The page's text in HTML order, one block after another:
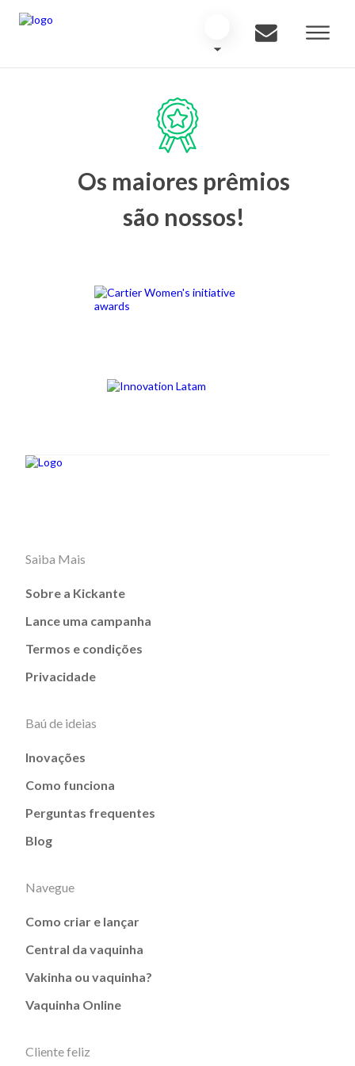
Os maiores prêmios
são nossos!
Saiba Mais
Sobre a Kickante
Lance uma campanha
Termos e condições
Privacidade
Baú de ideias
Inovações
Como funciona
Perguntas frequentes
Blog
Navegue
Como criar e lançar
Central da vaquinha
Vakinha ou vaquinha?
Vaquinha Online
Cliente feliz